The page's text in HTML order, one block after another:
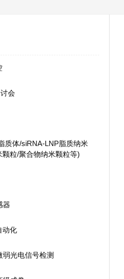
会
质体/siRNA-LNP脂质纳米
粒/聚合物纳米颗粒等)
器
动化
光电信号检测